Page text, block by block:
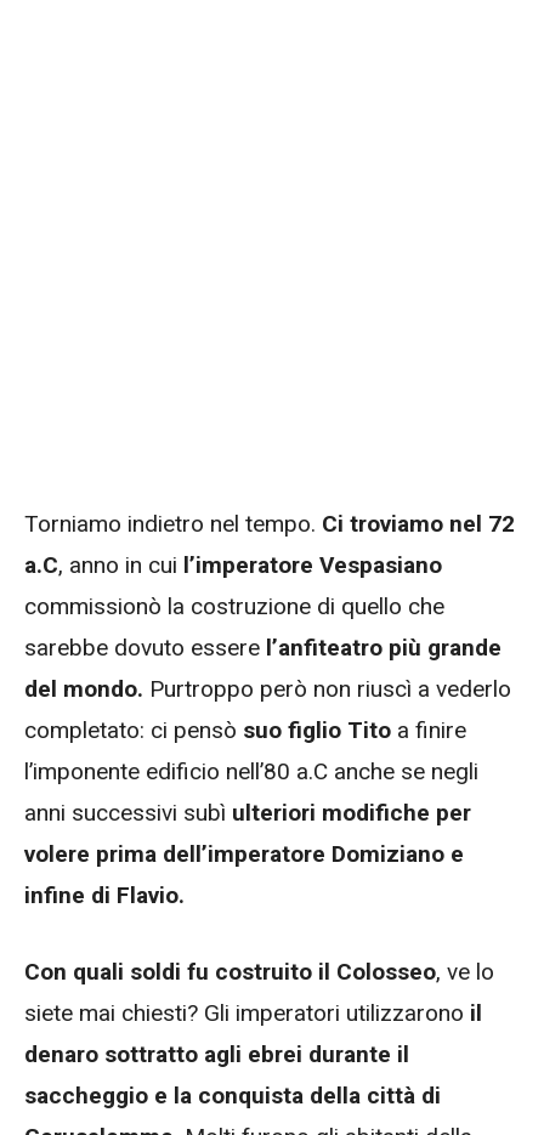
Torniamo indietro nel tempo. Ci troviamo nel 72
a.C, anno in cui l’imperatore Vespasiano
commissionò la costruzione di quello che
sarebbe dovuto essere l’anfiteatro più grande
del mondo. Purtroppo però non riuscì a vederlo
completato: ci pensò suo figlio Tito a finire
l’imponente edificio nell’80 a.C anche se negli
anni successivi subì ulteriori modifiche per
volere prima dell’imperatore Domiziano e
infine di Flavio.
Con quali soldi fu costruito il Colosseo, ve lo
siete mai chiesti? Gli imperatori utilizzarono il
denaro sottratto agli ebrei durante il
saccheggio e la conquista della città di